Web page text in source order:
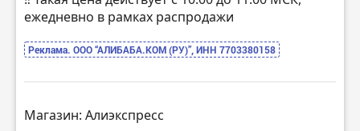
ежедневно в рамках распродажи
Реклама. ООО “АЛИБАБА.КОМ (РУ)”, ИНН 7703380158
Магазин: Алиэкспресс